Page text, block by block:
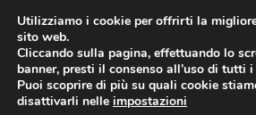
contenuto
Utilizziamo i cookie per offrirti la
sito web.
Cliccando sulla pagina, effettuando lo
banner, presti il consenso all’uso di tutti
Puoi scoprire di più su quali cookie
disattivarli nelle impostazioni